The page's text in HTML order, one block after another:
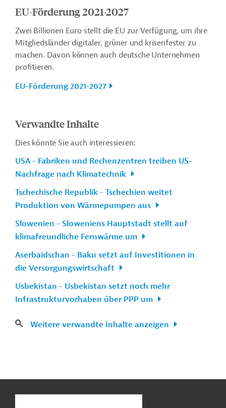
EU-Förderung 2021-2027
Zwei Billionen Euro stellt die EU zur Verfügung, um ihre
Mitgliedsländer digitaler, grüner und krisenfester zu
machen. Davon können auch deutsche Unternehmen
profitieren.
EU-Förderung 2021-2027
Verwandte Inhalte
Dies könnte Sie auch interessieren:
USA - Fabriken und Rechenzentren treiben US-
Nachfrage nach Klimatechnik
Tschechische Republik - Tschechien weitet
Produktion von Wärmepumpen aus
Slowenien - Sloweniens Hauptstadt stellt auf
klimafreundliche Fernwärme um
Aserbaidschan - Baku setzt auf Investitionen in
die Versorgungswirtschaft
Usbekistan - Usbekistan setzt noch mehr
Infrastrukturvorhaben über PPP um
Weitere verwandte Inhalte anzeigen